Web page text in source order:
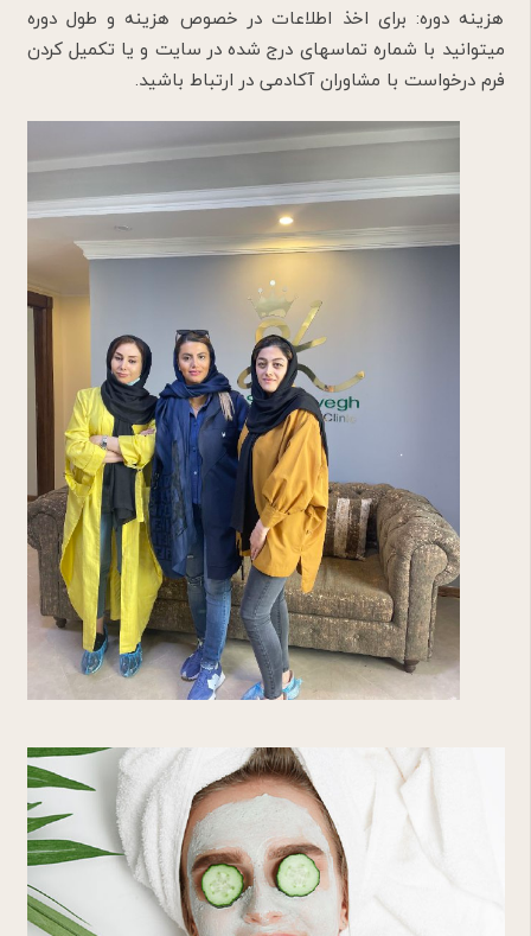
هزینه دوره: برای اخذ اطلاعات در خصوص هزینه و طول دوره
میتوانید با شماره تماسهای درج شده در سایت و یا تکمیل کردن
فرم درخواست با مشاوران آکادمی در ارتباط باشید.